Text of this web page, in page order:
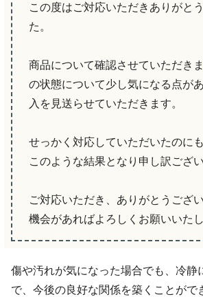
この度はご対応いただきありがと
た。
商品について確認させていただき
の状態について少し気になる点が
入を見送らせていただきます。
せっかく対応していただいたのに
このような結果となり申し訳ござい
ご対応いただき、ありがとうござ
機会があればよろしくお願いいたし
傷や汚れが気になった場合でも、冷静
で、今後の良好な関係を築くことがで